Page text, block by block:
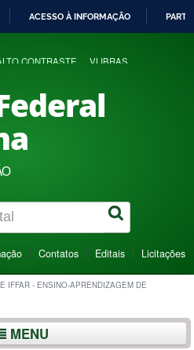
ACESSO À INFORMAÇÃO
CONTRASTE VLIBRAS
Contatos Editais Licitações
IFFAR - ENSINO-APRENDIZAGEM DE
MENU